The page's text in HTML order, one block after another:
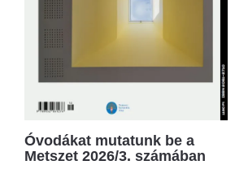
Óvodákat mutatunk be a
Metszet 2026/3. számában